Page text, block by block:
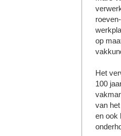
op
Het
100
van
en ook